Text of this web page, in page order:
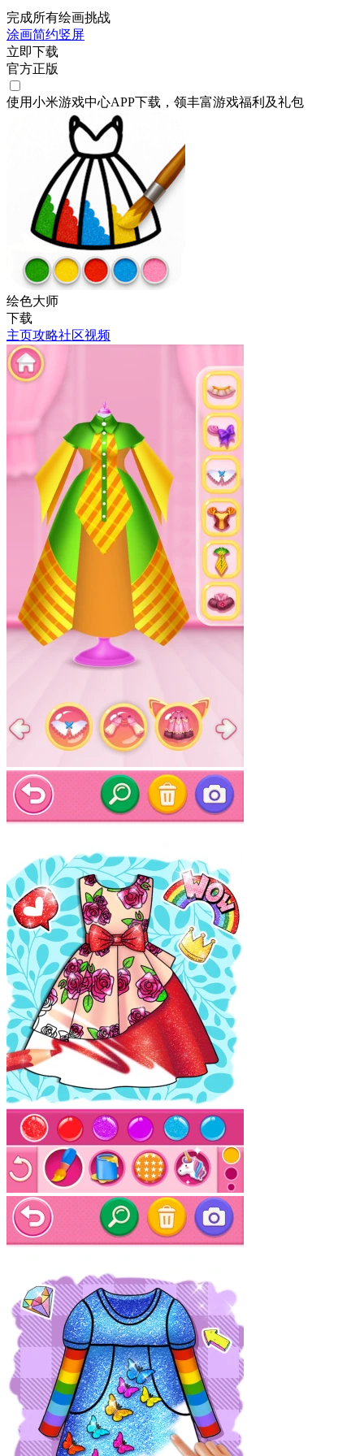
完成所有绘画挑战
涂画简约竖屏
立即下载
官方正版
使用小米游戏中心APP下载 ，领丰富游戏福利 及礼包
绘色大师
下载
主页攻略社区视频